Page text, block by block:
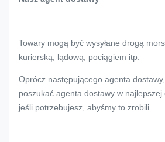
Towary mogą być wysyłane drogą
kurierską, lądową, pociągiem itp.
Oprócz następującego agenta
poszukać agenta dostawy w najlepszej
jeśli potrzebujesz, abyśmy to zrobili.